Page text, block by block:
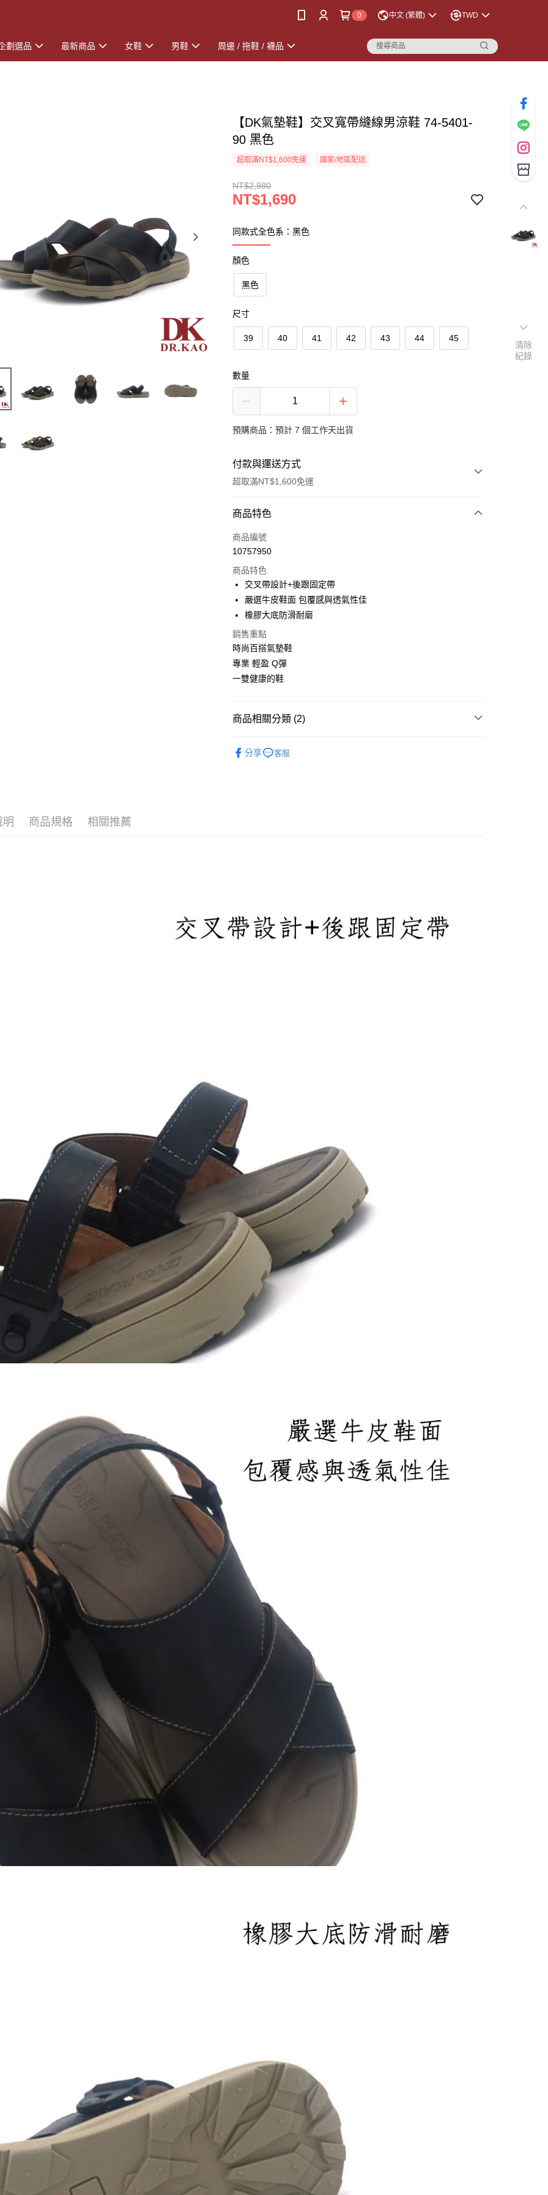
0 中文 (繁體) TWD
劃選品 最新商品 女鞋 男鞋 周邊 / 拖鞋 / 襪品
【DK氣墊鞋】交叉寬帶縫線男涼鞋 74-5401-
90 黑色
超取滿NT$1,600免運 國家/地區配送
NT$2,980
NT$1,690
同款式全色系：黑色
顏色
黑色
尺寸
39 40 41 42 43 44 45
數量
預購商品：預計 7 個工作天出貨
付款與運送方式
超取滿NT$1,600免運
付款方式
信用卡一次付款
Apple Pay
街口支付
Google Pay
每筆NT$100，滿NT$1,600(含以上)免運費
境外配送
商品特色
商品編號
10757950
商品特色
交叉帶設計+後跟固定帶
嚴選牛皮鞋面 包覆感與透氣性佳
橡膠大底防滑耐磨
銷售重點
時尚百搭氣墊鞋
專業 輕盈 Q彈
一雙健康的鞋
商品相關分類 (2)
分享 客服
明 商品規格 相關推薦
清除
紀錄